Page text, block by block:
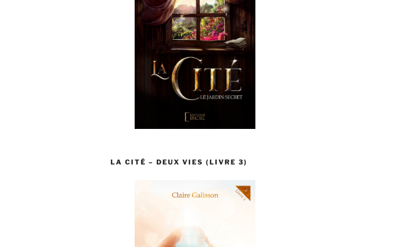
LA CITÉ – DEUX VIES (LIVRE 3)